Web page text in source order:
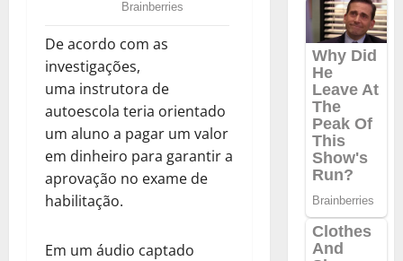
De acordo com as
investigações,
uma instrutora de
autoescola teria orientado
um aluno a pagar um valor
em dinheiro para garantir a
aprovação no exame de
habilitação.
Em um áudio captado